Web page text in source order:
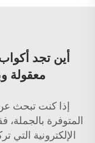
أين تجد
معقولة
إذا كنت تبحث
المتوفرة
الإلكترونية